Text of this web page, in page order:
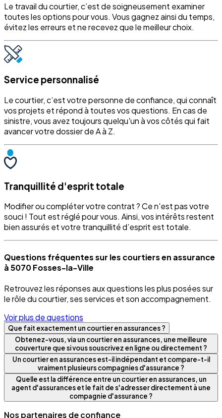
Le travail du courtier, c’est de soigneusement examiner
toutes les options pour vous. Vous gagnez ainsi du temps,
évitez les erreurs et ne recevez que le meilleur choix.
Service personnalisé
Le courtier, c’est votre personne de confiance, qui connaît
vos projets et répond à toutes vos questions. En cas de
sinistre, vous avez toujours quelqu'un à vos côtés qui fait
avancer votre dossier de A à Z.
Tranquillité d'esprit totale
Modifier ou compléter votre contrat ? Ce n'est pas votre
souci ! Tout est réglé pour vous. Ainsi, vos intérêts restent
bien assurés et votre tranquillité d’esprit est totale.
Questions fréquentes sur les courtiers en assurance
à 5070 Fosses-la-Ville
Retrouvez les réponses aux questions les plus posées sur
le rôle du courtier, ses services et son accompagnement.
Voir plus de questions
Que fait exactement un courtier en assurances ?
Obtenez-vous, via un courtier en assurances, une meilleure
couverture que si vous souscrivez en ligne ou directement ?
Un courtier en assurances est-il indépendant et compare-t-il
vraiment plusieurs compagnies d'assurance ?
Quelle est la différence entre un courtier en assurances, un
agent d'assurances et le fait de s'adresser directement à une
compagnie d'assurance ?
Nos partenaires de confiance